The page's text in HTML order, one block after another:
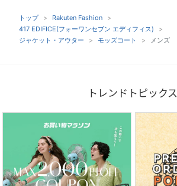
トップ
Rakuten Fashion
417 EDIFICE(フォーワンセブン エディフィス)
ジャケット・アウター
モッズコート メンズ
トレンドトピックス